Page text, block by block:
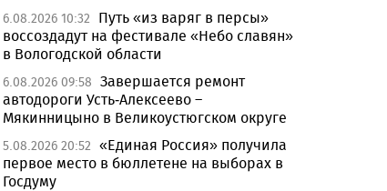
6.08.2026 10:32
Путь «из варяг в персы»
воссоздадут на фестивале «Небо славян»
в Вологодской области
6.08.2026 09:58 Завершается ремонт
автодороги Усть-Алексеево –
Мякинницыно в Великоустюгском округе
5.08.2026 20:52 «Единая Россия» получила
первое место в бюллетене на выборах в
Госдуму